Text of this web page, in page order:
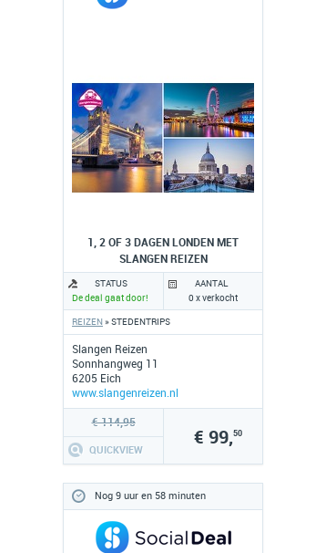
1, 2 OF 3 DAGEN LONDEN MET
SLANGEN REIZEN
Slangen Reizen
Sonnhangweg 11
6205 Eich
www.slangenreizen.nl
REIZEN» STEDENTRIPS
STATUS
De deal gaat door!
AANTAL
0 x verkocht
€ 114,95
QUICKVIEW
€ 99,50
Nog 9 uur en 58 minuten